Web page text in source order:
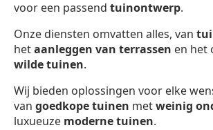
voor een passend tuinontwerp.
Onze diensten omvatten alles, van
hetaanleggen van terrassen en het
wilde tuinen.
Wij bieden oplossingen voor elke
van goedkope tuinen metweinig
luxueuze moderne tuinen.